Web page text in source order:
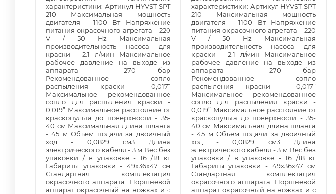
характеристики: Артикул HYVST SPT
210 Максимальная мощность
двигателя - 1100 Вт Напряжение
питания окрасочного агрегата - 220
V / 50 Hz Максимальная
производительность насоса для
краски - 2.1 л/мин Максимальное
рабочее давление на выходе из
аппарата - 270 бар
Рекомендованное сопло
распыления краски - 0,017”
Максимальное рекомендованное
сопло для распыления краски -
0,019” Максимальное расстояние от
краскопульта до поверхности - 35-
40 см Максимальная длина шланга
- 45 м Объем подачи за двоичный
ход - 0,0829 см3 Длина
электрического кабеля - 3 м Вес без
упаковки / в упаковке - 16 /18 кг
Габариты упаковки - 49х36х47 см
Стандартная комплектация
окрасочного аппарата: Поршневой
аппарат окрасочный на ножках и с
характеристики: Артикул HYVST SPT
210 Максимальная мощность
двигателя - 1100 Вт Напряжение
питания окрасочного агрегата - 220
V / 50 Hz Максимальная
производительность насоса для
краски - 2.1 л/мин Максимальное
рабочее давление на выходе из
аппарата - 270 бар
Рекомендованное сопло
распыления краски - 0,017”
Максимальное рекомендованное
сопло для распыления краски -
0,019” Максимальное расстояние от
краскопульта до поверхности - 35-
40 см Максимальная длина шланга
- 45 м Объем подачи за двоичный
ход - 0,0829 см3 Длина
электрического кабеля - 3 м Вес без
упаковки / в упаковке - 16 /18 кг
Габариты упаковки - 49х36х47 см
Стандартная комплектация
окрасочного аппарата: Поршневой
аппарат окрасочный на ножках и с